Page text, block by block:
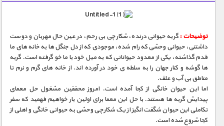
توضیحات : گربه حیوانی درنده، شکارچی بی رحم، در عین حال مهربان و دوست
داشتنی، حیوانی وحشی که رام شده، موجودی که از دل جنگل ها به خانه های ما
قدم گذاشته، یکی از معدود حیواناتی که به میل خود با ما خو گرفته است. گربه
ها گوشه و کنار جهان را به سلطه ی خود در آورده اند. از خانه های گرم و نرم تا
مناطق بی آب و علف.
اما این حیوان خانگی از کجا آمده است. امروز محققین مشغول حل معمای
پیدایش گربه ها هستند. با حل این معما برای اولین بار خواهیم فهمید که سفر
تکاملی این حیوان شگفت انگیز از یک شکارچی وحشی به حیوانی خانگی و اهلی از
کجا شروع شده است.